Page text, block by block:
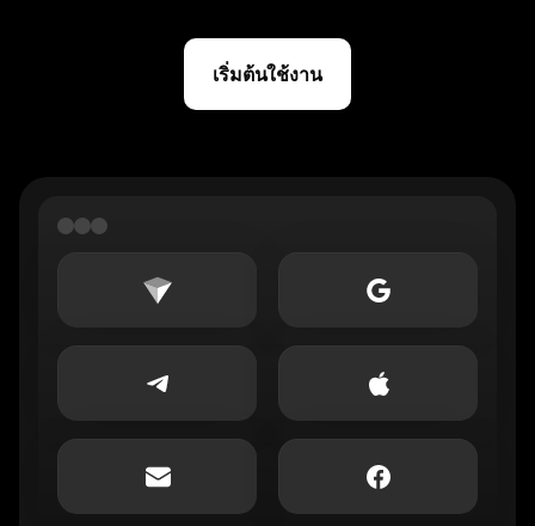
เริ่มต้นใช้งาน